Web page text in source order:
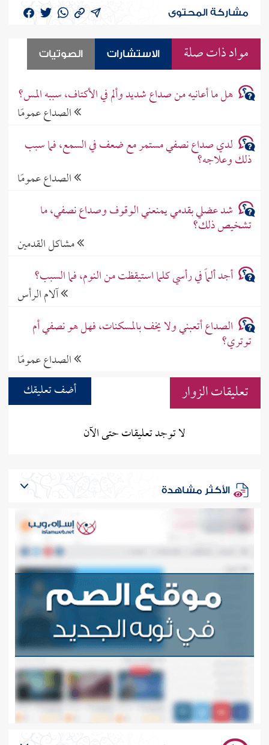
مشاركة المحتوى
مواد ذات صلة الاستشارات الصوتيات
هل ما أعانيه من صداع شديد وألم في الأكتاف، سببه المس؟
الصداع عمومًا
لدي صداع نصفي مستمر مع ضعف في السمع، فما سبب
ذلك وعلاجه؟
الصداع عمومًا
شد عضلي بقدمي يمنعني الوقوف وصداع نصفي، ما
تشخيص ذلك؟
مشاكل القدمين
أجد ألماً في رأسي كلما استيقظت من النوم، فما السبب؟
آلام الرأس
الصداع أتعبني ولا يخف بالمسكنات، فهل هو نصفي أم
توتري؟
الصداع عمومًا
تعليقات الزوار
أضف تعليقك
لا توجد تعليقات حتى الآن
الأكثر مشاهدة